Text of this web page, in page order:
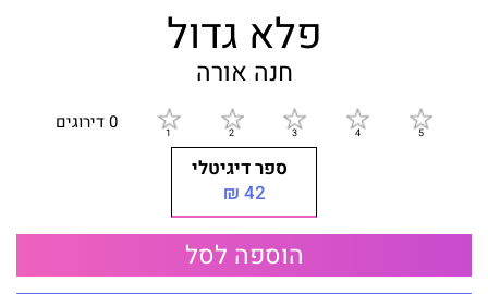
פלא גדול
חנה אורה
0 דירוגים
ספר דיגיטלי
42 ₪
הוספה לסל